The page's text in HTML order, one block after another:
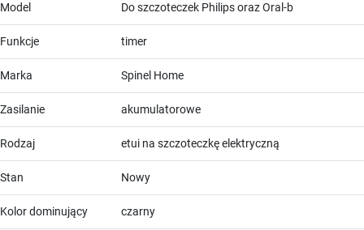
Model Do szczoteczek Philips oraz Oral-b
Funkcje timer
Marka Spinel Home
Zasilanie akumulatorowe
Rodzaj etui na szczoteczkę elektryczną
Stan Nowy
Kolor dominujący czarny